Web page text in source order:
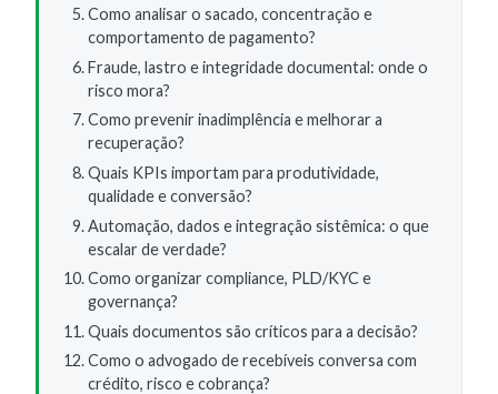
Como analisar o sacado, concentração e
comportamento de pagamento?
Fraude, lastro e integridade documental: onde o
risco mora?
Como prevenir inadimplência e melhorar a
recuperação?
Quais KPIs importam para produtividade,
qualidade e conversão?
Automação, dados e integração sistêmica: o que
escalar de verdade?
Como organizar compliance, PLD/KYC e
governança?
Quais documentos são críticos para a decisão?
Como o advogado de recebíveis conversa com
crédito, risco e cobrança?